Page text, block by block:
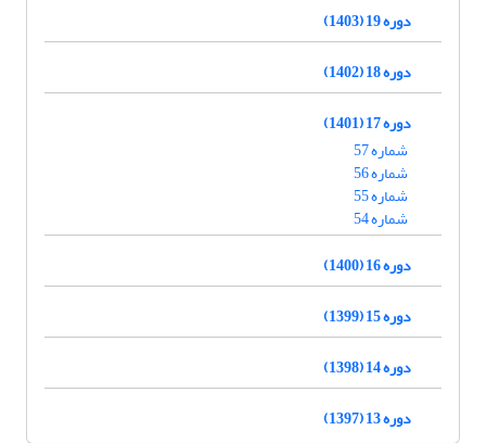
دوره 19 (1403)
دوره 18 (1402)
دوره 17 (1401)
شماره 57
شماره 56
شماره 55
شماره 54
دوره 16 (1400)
دوره 15 (1399)
دوره 14 (1398)
دوره 13 (1397)